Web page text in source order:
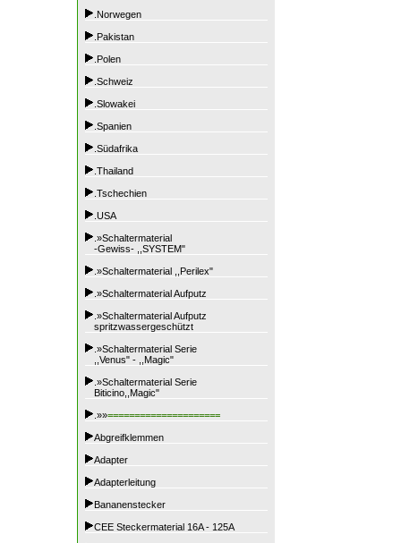
.Norwegen
.Pakistan
.Polen
.Schweiz
.Slowakei
.Spanien
.Südafrika
.Thailand
.Tschechien
.USA
.»Schaltermaterial
-Gewiss- ,,SYSTEM"
.»Schaltermaterial ,,Perilex"
.»Schaltermaterial Aufputz
.»Schaltermaterial Aufputz
spritzwassergeschützt
.»Schaltermaterial Serie
,,Venus" - ,,Magic"
.»Schaltermaterial Serie
Biticino,,Magic"
.»»=====================
Abgreifklemmen
Adapter
Adapterleitung
Bananenstecker
CEE Steckermaterial 16A - 125A